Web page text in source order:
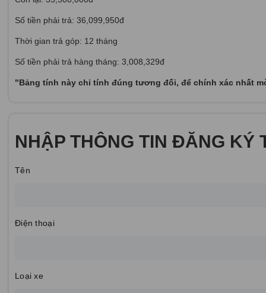
Số tiền phải trả: 36,099,950đ
Thời gian trả góp: 12 tháng
Số tiền phải trả hàng tháng: 3,008,329đ
"Bảng tính này chỉ tính đúng tương đối, để chính xác nhất
NHẬP THÔNG TIN ĐĂNG KÝ
Tên
Điện thoại
Loại xe